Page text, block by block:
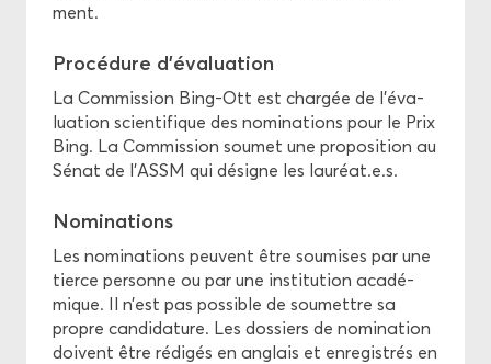
ment.
Pro­cé­dure d'éva­lua­tion
La Com­mis­sion Bing-​Ott est char­gée de l'éva­
lua­tion scien­ti­fique des no­mi­na­tions pour le Prix
Bing. La Com­mis­sion sou­met une pro­po­si­tion au
Sénat de l'ASSM qui dé­signe les lau­réat.e.s.
No­mi­na­tions
Les no­mi­na­tions peuvent être sou­mises par une
tierce per­sonne ou par une ins­ti­tu­tion aca­dé­
mique. Il n’est pas pos­sible de sou­mettre sa
propre can­di­da­ture. Les dos­siers de no­mi­na­tion
doivent être ré­di­gés en an­glais et en­re­gis­trés en